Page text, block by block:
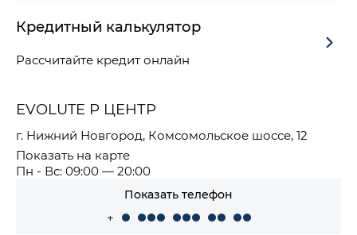
Кредитный калькулятор
Рассчитайте кредит онлайн
EVOLUTE Р ЦЕНТР
г. Нижний Новгород, Комсомольское шоссе, 12
Показать на карте
Пн - Вс: 09:00 — 20:00
Показать телефон
+